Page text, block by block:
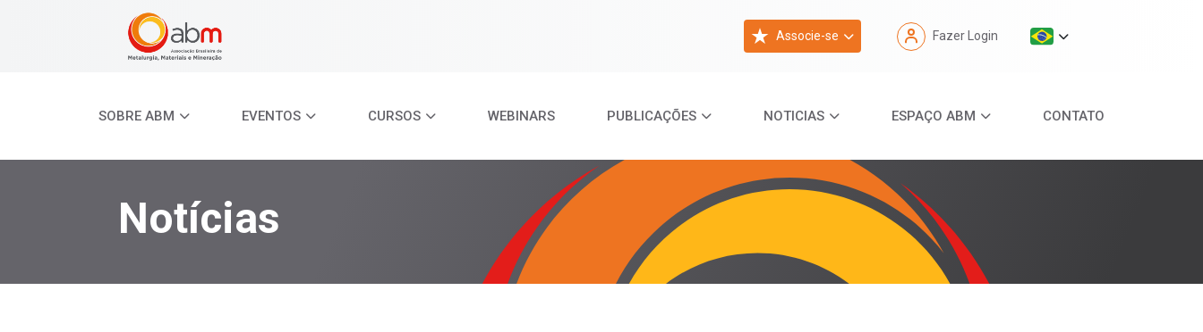
Associe-se Fazer Login
SOBRE ABM EVENTOS CURSOS WEBINARS PUBLICAÇÕES NOTICIAS ESPAÇO ABM CONTATO
Notícias